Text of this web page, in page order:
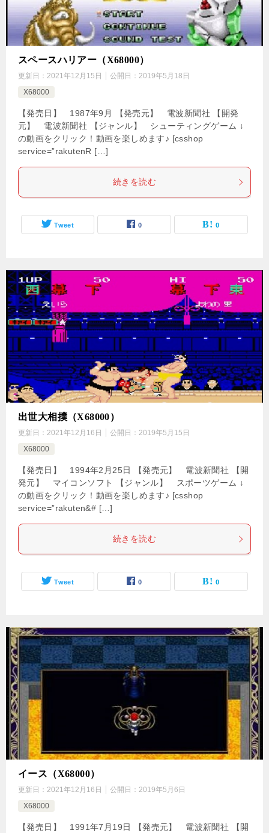
スペースハリアー（X68000）
更新日： 2021年12月15日 公開日： 2019年5月18日
X68000
【発売日】 1987年9月 【発売元】 電波新聞社 【開発
元】 電波新聞社 【ジャンル】 シューティングゲーム ↓
の動画をクリック！動画を楽しめます♪ [csshop
service=”rakutenR […]
続きを読む
Tweet 0 0
出世大相撲（X68000）
更新日： 2021年12月16日 公開日： 2019年5月15日
X68000
【発売日】 1994年2月25日 【発売元】 電波新聞社 【開
発元】 マイコンソフト 【ジャンル】 スポーツゲーム ↓
の動画をクリック！動画を楽しめます♪ [csshop
service=”rakuten&# […]
続きを読む
Tweet 0 0
イース（X68000）
更新日： 2021年12月16日 公開日： 2019年5月6日
X68000
【発売日】 1991年7月19日 【発売元】 電波新聞社 【開